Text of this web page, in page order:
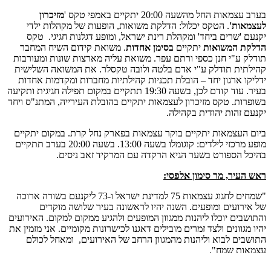
בערב עצמאות החל מהשעה 20:00 יתקיים באמפי טקס '
מזיכרון
לעצמאות'. הטקס יכלול: הדלקת משואות, הופעות של מקהלות ילדי
יקנעם 'שרים ביחד' ומקהלת רינת ישראל, ומופע דגלנות חגיגי. טקס
הדלקת המשואות יתקיים בסימן אחדות. משואת קידום השיח המחבר
תודלק ע"י חנן כספי ורתם עפר. משואת עליה מארצות שונות ומעורבות
קהילתית תודלק ע"י אדם בלטה ולובה טקסלר. את המשואה השלישית
ידליקו ארגון יחד – הובלת תכניות קהילתיות מחברות ומקדמות אחדות
בעיר. עוד קודם לכן, בשעה 19:30 תתקיים במקום תפילה חגיגית ותקיעה
בשופרות. טקס מזיכרון לעצמאות יתקיים בהובלת העירייה, המתנ"ס ויחד
יקנעם זהות יהודית בקהילה.
ביום העצמאות יתקיים בוקר עצמאות בפארק נחל קרת. במקום יתקיים
מופע מרכזי לילדים: קוגומלו בשעה 13:00. בשעה 20:00 בערב תתקיים
בהיכל הספורט בשער הגיא הרקדה עם המרקיד זאב ניסים.
ראש העיר, מר סימון אלפסי:
"שמחים לחגוג עצמאות 75 למדינת ישראל ו-73 ליקנעם בשורה ארוכה
של אירועים ומופעים. השנה יהיו לראשונה בעיר שלושה מוקדים
והתושבים יוכלו ליהנות ממגוון המופעים ולהגיע ממקום למקום. האירועים
יהיו מגוונים ולצד זמרים מובילים דאגנו לכישרונות מקומיים. אני מזמין את
התושבים לבוא וליהנות מהמגוון הרחב של האירועים, ומאחל לכולם
עצמאות שמח".